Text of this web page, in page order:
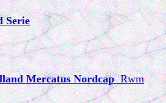
Serie
Mercatus NordcapRwm